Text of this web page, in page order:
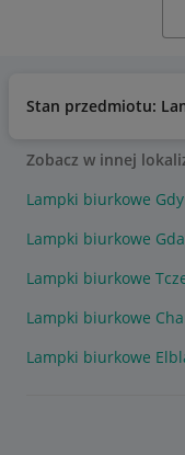
Stan przedmiotu:
Zobacz w innej
Lampki biurkowe
Lampki biurkowe
Lampki biurkowe
Lampki biurkowe
Lampki biurkowe